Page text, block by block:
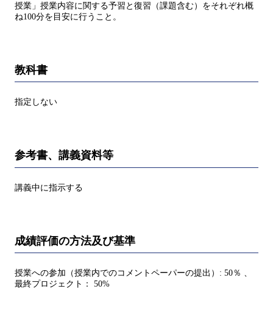
授業」授業内容に関する予習と復習（課題含む）をそれぞれ概
ね100分を目安に行うこと。
教科書
指定しない
参考書、講義資料等
講義中に指示する
成績評価の方法及び基準
授業への参加（授業内でのコメントペーパーの提出）: 50％ 、
最終プロジェクト： 50%